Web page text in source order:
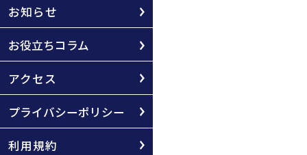
お知らせ
お役立ちコラム
アクセス
プライバシーポリシー
利用規約